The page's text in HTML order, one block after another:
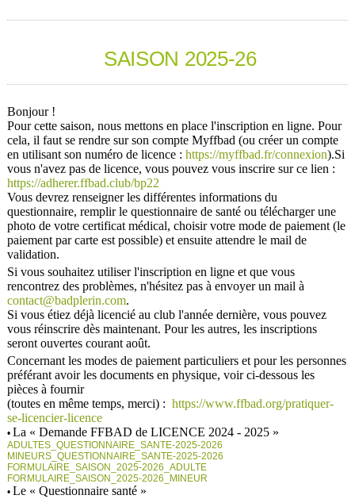
SAISON 2025-26
Bonjour !
Pour cette saison, nous mettons en place l'inscription en ligne. Pour
cela, il faut se rendre sur son compte Myffbad (ou créer un compte
en utilisant son numéro de licence :https://myffbad.fr/connexion).Si
vous n'avez pas de licence, vous pouvez vous inscrire sur ce lien :
https://adherer.ffbad.club/bp22
Vous devrez renseigner les différentes informations du
questionnaire, remplir le questionnaire de santé ou télécharger une
photo de votre certificat médical, choisir votre mode de paiement (le
paiement par carte est possible) et ensuite attendre le mail de
validation.
Si vous souhaitez utiliser l'inscription en ligne et que vous
rencontrez des problèmes, n'hésitez pas à envoyer un mail à
contact@badplerin.com.
Si vous étiez déjà licencié au club l'année dernière, vous pouvez
vous réinscrire dès maintenant. Pour les autres, les inscriptions
seront ouvertes courant août.
Concernant les modes de paiement particuliers et pour les personnes
préférant avoir les documents en physique, voir ci-dessous les
pièces à fournir
(toutes en même temps, merci) :https://www.ffbad.org/pratiquer-
se-licencier-licence
•La « Demande FFBAD de LICENCE 2024 - 2025 »
ADULTES_QUESTIONNAIRE_SANTE-2025-2026
MINEURS_QUESTIONNAIRE_SANTE-2025-2026
FORMULAIRE_SAISON_2025-2026_ADULTE
FORMULAIRE_SAISON_2025-2026_MINEUR
•Le « Questionnaire santé »